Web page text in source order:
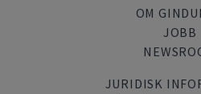
OM
JOBB
JURIDISK